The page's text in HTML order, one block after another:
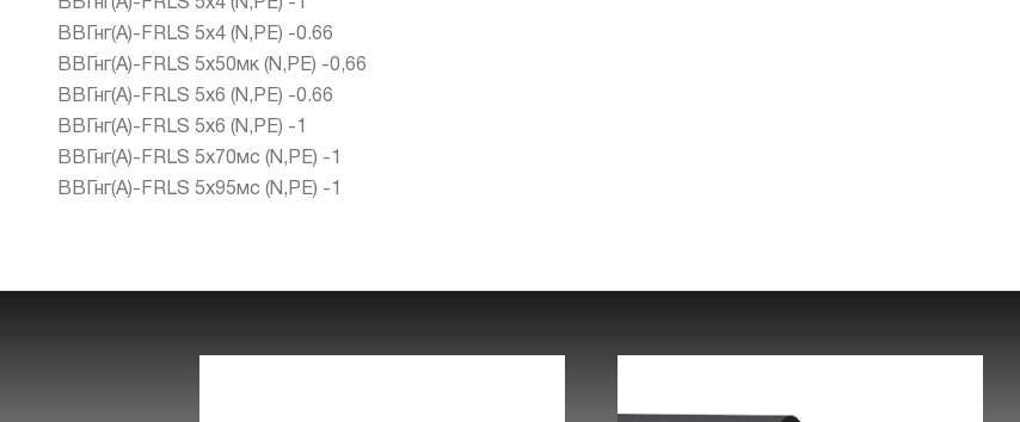
ВВГнг(А)-FRLS 5х4 (N,PE) -0.66
ВВГнг(А)-FRLS 5х50мк (N,PE) -0,66
ВВГнг(А)-FRLS 5х6 (N,PE) -0.66
ВВГнг(А)-FRLS 5х6 (N,PE) -1
ВВГнг(А)-FRLS 5х70мс (N,PE) -1
ВВГнг(А)-FRLS 5х95мс (N,PE) -1